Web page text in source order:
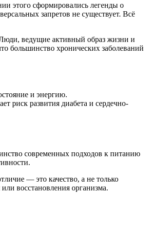
этого сформировались легенды о
запретов не существует. Всё
ведущие активный образ жизни и
большинство хронических заболеваний
и энергию.
риск развития диабета и сердечно-
современных подходов к питанию
— это качество, а не только
восстановления организма.